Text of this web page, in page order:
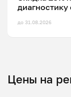
до 31.08.2026
Цены на